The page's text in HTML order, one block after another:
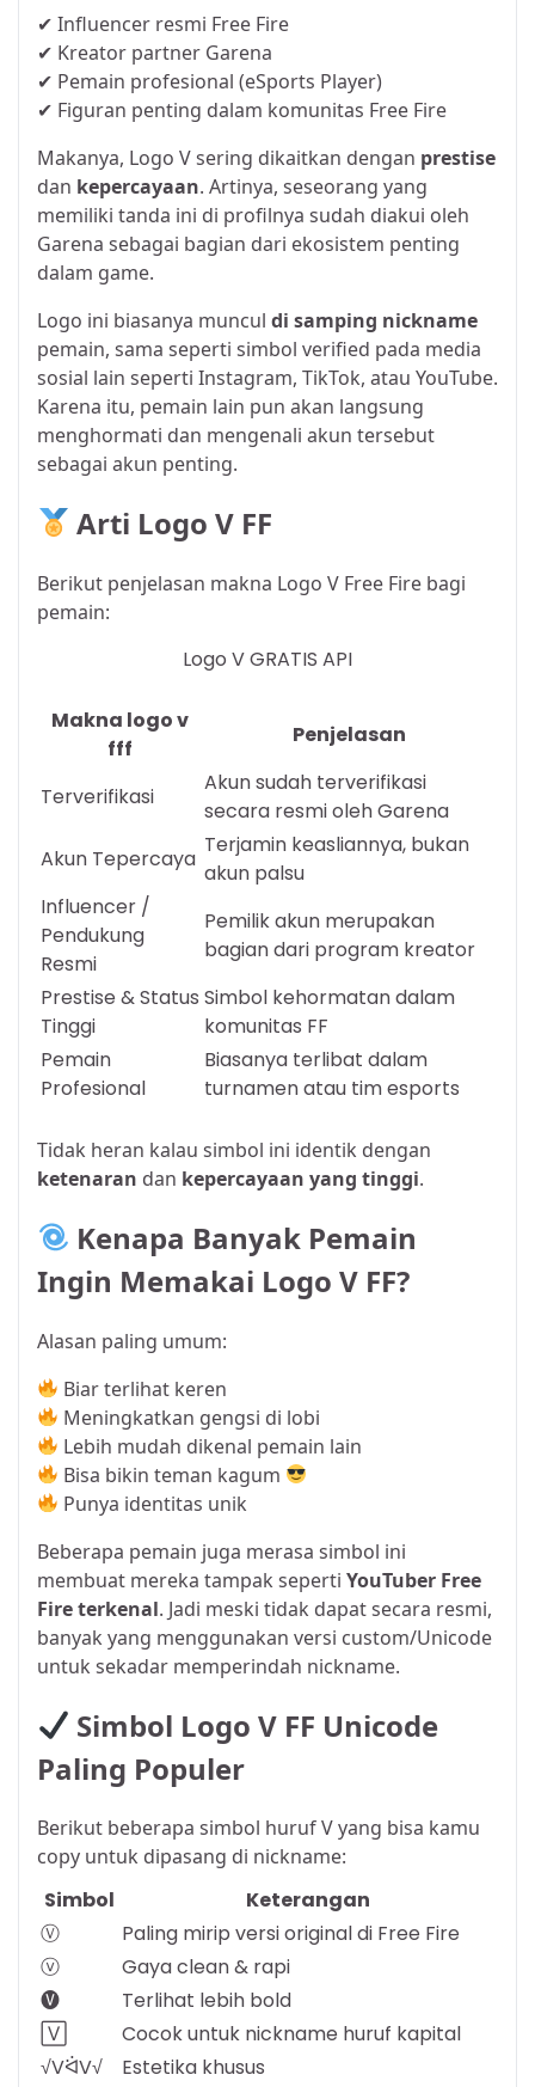
✔ Influencer resmi Free Fire
✔ Kreator partner Garena
✔ Pemain profesional (eSports Player)
✔ Figuran penting dalam komunitas Free Fire
Makanya, Logo V sering dikaitkan dengan prestise
dan kepercayaan. Artinya, seseorang yang
memiliki tanda ini di profilnya sudah diakui oleh
Garena sebagai bagian dari ekosistem penting
dalam game.
Logo ini biasanya muncul di samping nickname
pemain, sama seperti simbol verified pada media
sosial lain seperti Instagram, TikTok, atau YouTube.
Karena itu, pemain lain pun akan langsung
menghormati dan mengenali akun tersebut
sebagai akun penting.
Arti Logo V FF
Berikut penjelasan makna Logo V Free Fire bagi
pemain:
Logo V GRATIS API
Makna logo v
fff
Penjelasan
Terverifikasi
Akun sudah terverifikasi
secara resmi oleh Garena
Akun Tepercaya
Terjamin keasliannya, bukan
akun palsu
Influencer /
Pendukung
Resmi
Pemilik akun merupakan
bagian dari program kreator
Prestise & Status
Tinggi
Simbol kehormatan dalam
komunitas FF
Pemain
Profesional
Biasanya terlibat dalam
turnamen atau tim esports
Tidak heran kalau simbol ini identik dengan
ketenaran dan kepercayaan yang tinggi.
Kenapa Banyak Pemain
Ingin Memakai Logo V FF?
Alasan paling umum:
Biar terlihat keren
Meningkatkan gengsi di lobi
Lebih mudah dikenal pemain lain
Bisa bikin teman kagum
Punya identitas unik
Beberapa pemain juga merasa simbol ini
membuat mereka tampak seperti YouTuber Free
Fire terkenal. Jadi meski tidak dapat secara resmi,
banyak yang menggunakan versi custom/Unicode
untuk sekadar memperindah nickname.
Simbol Logo V FF Unicode
Paling Populer
Berikut beberapa simbol huruf V yang bisa kamu
copy untuk dipasang di nickname:
Simbol
Keterangan
Ⓥ
Paling mirip versi original di Free Fire
ⓥ
Gaya clean & rapi
🅥
Terlihat lebih bold
🅅
Cocok untuk nickname huruf kapital
√VᐛV√
Estetika khusus